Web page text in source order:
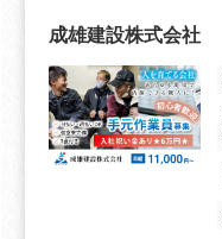
成雄建設株式会社